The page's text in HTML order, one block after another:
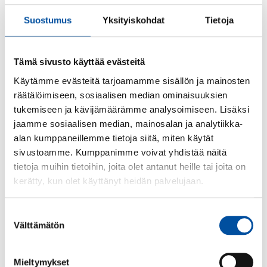
Suostumus Yksityiskohdat Tietoja
Tämä sivusto käyttää evästeitä
Käytämme evästeitä tarjoamamme sisällön ja mainosten
räätälöimiseen, sosiaalisen median ominaisuuksien
tukemiseen ja kävijämäärämme analysoimiseen. Lisäksi
jaamme sosiaalisen median, mainosalan ja analytiikka-
alan kumppaneillemme tietoja siitä, miten käytät
sivustoamme. Kumppanimme voivat yhdistää näitä
tietoja muihin tietoihin, joita olet antanut heille tai joita on
kerätty, kun olet käyttänyt heidän palvelujaan.
valinta
Välttämätön
Mieltymykset
oikea-aikaisesti ja yhdenvertaisesti huomioiden
kaikkien ammattilaisten osaaminen”, toteaa SuPerin
Nyt luodaan perusta, kivijalka, tulevaisuuden sote-
ammattilaisille ja kansalaisille luotettava kumppani.
”Tulevaisuuden sote-keskuksia kehitettäessä tulee ’so’
olla tasavertaisesti ’te:n’ rinnalla ja sote-keskuksissa
tulee olla riittävästi tarjolla yksilöllisiä
sosiaalipalveluita”, toteaa Talentian puheenjohtajaTero
Ristimäki.
terveydenhoitoa tarvitsee jokainen säännöllisesti läpi